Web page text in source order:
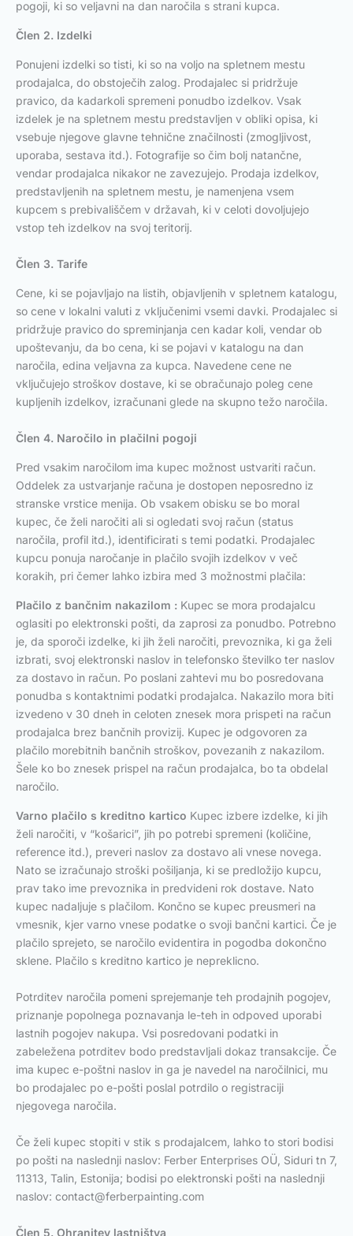
pogoji, ki so veljavni na dan naročila s strani kupca.
Člen 2. Izdelki
Ponujeni izdelki so tisti, ki so na voljo na spletnem mestu
prodajalca, do obstoječih zalog. Prodajalec si pridržuje
pravico, da kadarkoli spremeni ponudbo izdelkov. Vsak
izdelek je na spletnem mestu predstavljen v obliki opisa, ki
vsebuje njegove glavne tehnične značilnosti (zmogljivost,
uporaba, sestava itd.). Fotografije so čim bolj natančne,
vendar prodajalca nikakor ne zavezujejo. Prodaja izdelkov,
predstavljenih na spletnem mestu, je namenjena vsem
kupcem s prebivališčem v državah, ki v celoti dovoljujejo
vstop teh izdelkov na svoj teritorij.
Člen 3. Tarife
Cene, ki se pojavljajo na listih, objavljenih v spletnem katalogu,
so cene v lokalni valuti z vključenimi vsemi davki. Prodajalec si
pridržuje pravico do spreminjanja cen kadar koli, vendar ob
upoštevanju, da bo cena, ki se pojavi v katalogu na dan
naročila, edina veljavna za kupca. Navedene cene ne
vključujejo stroškov dostave, ki se obračunajo poleg cene
kupljenih izdelkov, izračunani glede na skupno težo naročila.
Člen 4. Naročilo in plačilni pogoji
Pred vsakim naročilom ima kupec možnost ustvariti račun.
Oddelek za ustvarjanje računa je dostopen neposredno iz
stranske vrstice menija. Ob vsakem obisku se bo moral
kupec, če želi naročiti ali si ogledati svoj račun (status
naročila, profil itd.), identificirati s temi podatki. Prodajalec
kupcu ponuja naročanje in plačilo svojih izdelkov v več
korakih, pri čemer lahko izbira med 3 možnostmi plačila:
Plačilo z bančnim nakazilom : Kupec se mora prodajalcu
oglasiti po elektronski pošti, da zaprosi za ponudbo. Potrebno
je, da sporoči izdelke, ki jih želi naročiti, prevoznika, ki ga želi
izbrati, svoj elektronski naslov in telefonsko številko ter naslov
za dostavo in račun. Po poslani zahtevi mu bo posredovana
ponudba s kontaktnimi podatki prodajalca. Nakazilo mora biti
izvedeno v 30 dneh in celoten znesek mora prispeti na račun
prodajalca brez bančnih provizij. Kupec je odgovoren za
plačilo morebitnih bančnih stroškov, povezanih z nakazilom.
Šele ko bo znesek prispel na račun prodajalca, bo ta obdelal
naročilo.
Varno plačilo s kreditno kartico Kupec izbere izdelke, ki jih
želi naročiti, v “košarici”, jih po potrebi spremeni (količine,
reference itd.), preveri naslov za dostavo ali vnese novega.
Nato se izračunajo stroški pošiljanja, ki se predložijo kupcu,
prav tako ime prevoznika in predvideni rok dostave. Nato
kupec nadaljuje s plačilom. Končno se kupec preusmeri na
vmesnik, kjer varno vnese podatke o svoji bančni kartici. Če je
plačilo sprejeto, se naročilo evidentira in pogodba dokončno
sklene. Plačilo s kreditno kartico je nepreklicno.
Potrditev naročila pomeni sprejemanje teh prodajnih pogojev,
priznanje popolnega poznavanja le-teh in odpoved uporabi
lastnih pogojev nakupa. Vsi posredovani podatki in
zabeležena potrditev bodo predstavljali dokaz transakcije. Če
ima kupec e-poštni naslov in ga je navedel na naročilnici, mu
bo prodajalec po e-pošti poslal potrdilo o registraciji
njegovega naročila.
Če želi kupec stopiti v stik s prodajalcem, lahko to stori bodisi
po pošti na naslednji naslov: Ferber Enterprises OÜ, Siduri tn 7,
11313, Talin, Estonija; bodisi po elektronski pošti na naslednji
naslov: contact@ferberpainting.com
Člen 5. Ohranitev lastništva